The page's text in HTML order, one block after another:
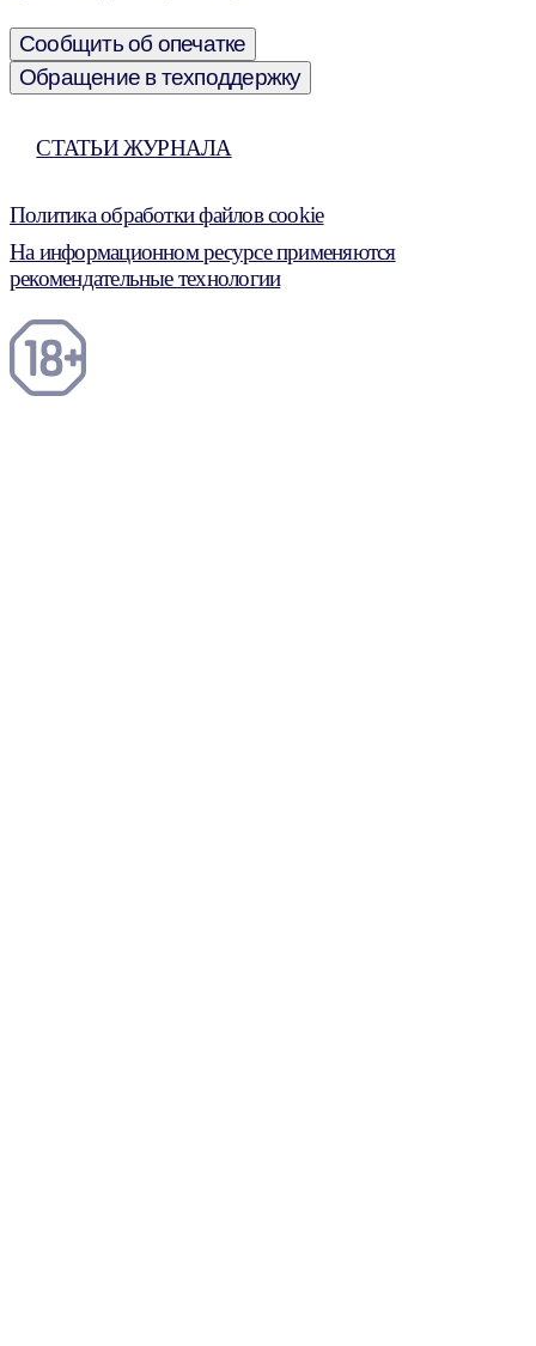
Сообщить об опечатке
Обращение в техподдержку
СТАТЬИ ЖУРНАЛА
Политика обработки файлов cookie
На информационном ресурсе применяются
рекомендательные технологии